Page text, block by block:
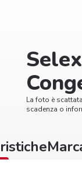
La foto è
scadenza o